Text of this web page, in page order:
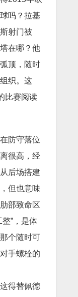
吗？拉基
射门被
在哪？他
顶，随时
织。这
比赛阅读
防守落位
很高，经
后场搭建
但也意味
部致命区
”，是体
个随时可
手螺栓的
得替佩德